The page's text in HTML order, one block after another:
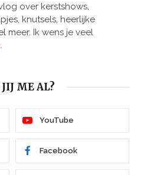
over kerstshows,
knutsels, heerlijke
meer. Ik wens je veel
ME AL?
YouTube
Facebook